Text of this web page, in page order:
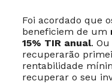
Foi acordado que
beneficiem de um
15% TIR anual.
recuperarão
rentabilidade
recuperar o seu